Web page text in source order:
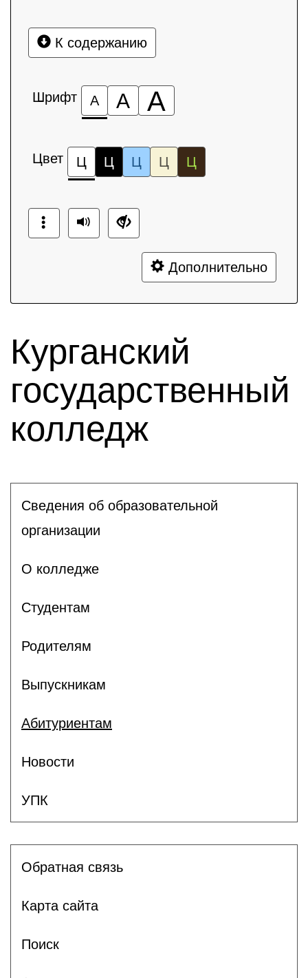
К содержанию
Шрифт А А А
Цвет Ц Ц Ц Ц Ц
Дополнительно
Курганский
государственный
колледж
Сведения об образовательной
организации
О колледже
Студентам
Родителям
Выпускникам
Абитуриентам
Новости
УПК
Обратная связь
Карта сайта
Поиск